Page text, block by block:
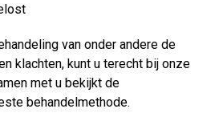
van onder andere de
klachten, kunt u terecht bij onze
met u bekijkt de
behandelmethode.